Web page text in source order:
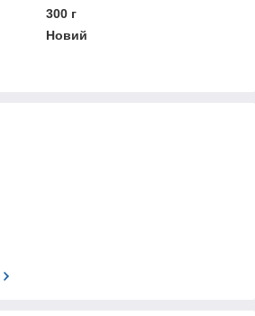
300 г
Новий